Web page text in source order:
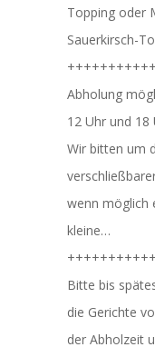
Topping oder
Sauerkirsch-
Abholung
12 Uhr und 18
Wir bitten um
wenn möglich
kleine…
Bitte bis
die Gerichte
der Abholzeit